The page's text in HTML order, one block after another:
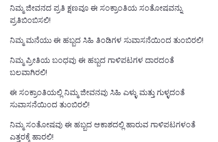
ನಿಮ್ಮ ಜೀವನದ ಪ್ರತಿ ಕ್ಷಣವೂ ಈ ಸಂಕ್ರಾಂತಿಯ ಸಂತೋಷವನ್ನು
ಪ್ರತಿಬಿಂಬಿಸಲಿ!
ನಿಮ್ಮ ಮನೆಯು ಈ ಹಬ್ಬದ ಸಿಹಿ ತಿಂಡಿಗಳ ಸುವಾಸನೆಯಿಂದ ತುಂಬಿರಲಿ!
ನಿಮ್ಮ ಪ್ರೀತಿಯ ಬಂಧವು ಈ ಹಬ್ಬದ ಗಾಳಿಪಟಗಳ ದಾರದಂತೆ
ಬಲವಾಗಿರಲಿ!
ಈ ಸಂಕ್ರಾಂತಿಯಲ್ಲಿ ನಿಮ್ಮ ಜೀವನವು ಸಿಹಿ ಎಳ್ಳು ಮತ್ತು ಗುಳ್ಳದಂತೆ
ಸುವಾಸನೆಯಿಂದ ತುಂಬಿರಲಿ!
ನಿಮ್ಮ ಸಂತೋಷವು ಈ ಹಬ್ಬದ ಆಕಾಶದಲ್ಲಿ ಹಾರುವ ಗಾಳಿಪಟಗಳಂತೆ
ಎತ್ತರಕ್ಕೆ ಹಾರಲಿ!